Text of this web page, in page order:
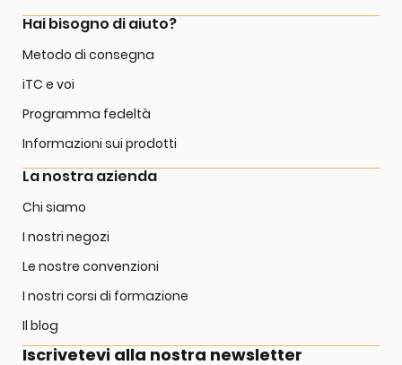
La nostra azienda
Chi siamo
I nostri negozi
Le nostre convenzioni
I nostri corsi di formazione
Il blog
Hai bisogno di aiuto?
Metodo di consegna
iTC e voi
Programma fedeltà
Informazioni sui prodotti
Iscrivetevi alla nostra newsletter